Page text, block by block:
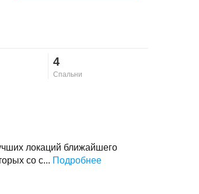
4
Спальни
локаций ближайшего
со с... Подробнее